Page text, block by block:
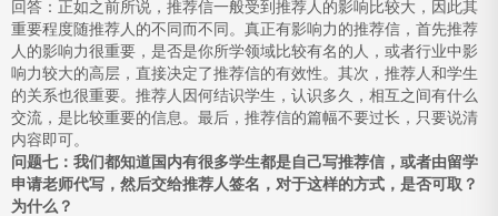
回答：正如之前所说，推荐信一般受到推荐人的影响比较大，因此其
重要程度随推荐人的不同而不同。真正有影响力的推荐信，首先推荐
人的影响力很重要，是否是你所学领域比较有名的人，或者行业中影
响力较大的高层，直接决定了推荐信的有效性。其次，推荐人和学生
的关系也很重要。推荐人因何结识学生，认识多久，相互之间有什么
交流，是比较重要的信息。最后，推荐信的篇幅不要过长，只要说清
内容即可。
问题七：我们都知道国内有很多学生都是自己写推荐信，或者由留学
申请老师代写，然后交给推荐人签名，对于这样的方式，是否可取？
为什么？